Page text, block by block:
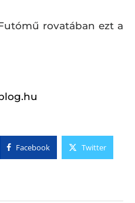
rovatában ezt a
Facebook Twitter